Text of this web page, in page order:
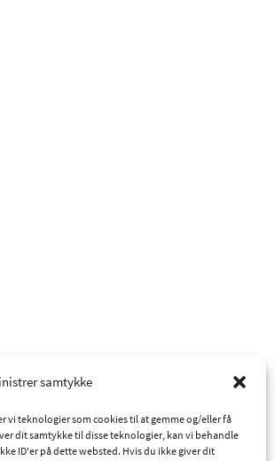
samtykke
vi teknologier som cookies til at gemme og/eller få
dit samtykke til disse teknologier, kan vi behandle
ID'er på dette websted. Hvis du ikke giver dit